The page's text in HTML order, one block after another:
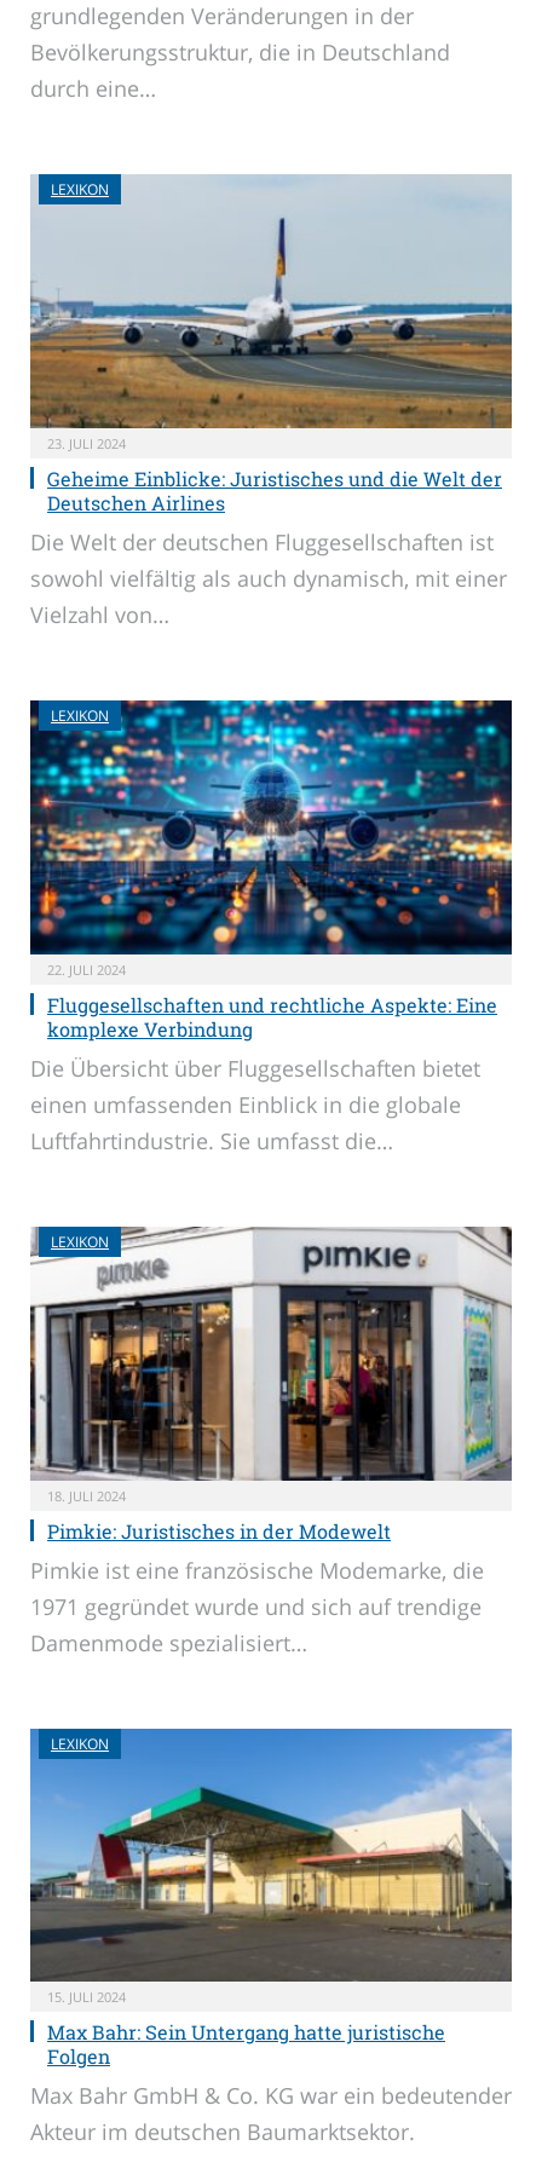
grundlegenden Veränderungen in der
Bevölkerungsstruktur, die in Deutschland
durch eine…
LEXIKON
23. JULI 2024
Geheime Einblicke: Juristisches und die Welt der
Deutschen Airlines
Die Welt der deutschen Fluggesellschaften ist
sowohl vielfältig als auch dynamisch, mit einer
Vielzahl von…
LEXIKON
22. JULI 2024
Fluggesellschaften und rechtliche Aspekte: Eine
komplexe Verbindung
Die Übersicht über Fluggesellschaften bietet
einen umfassenden Einblick in die globale
Luftfahrtindustrie. Sie umfasst die…
LEXIKON
18. JULI 2024
Pimkie: Juristisches in der Modewelt
Pimkie ist eine französische Modemarke, die
1971 gegründet wurde und sich auf trendige
Damenmode spezialisiert…
LEXIKON
15. JULI 2024
Max Bahr: Sein Untergang hatte juristische
Folgen
Max Bahr GmbH & Co. KG war ein bedeutender
Akteur im deutschen Baumarktsektor.